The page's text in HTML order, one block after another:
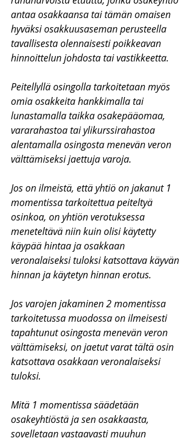
antaa osakkaansa tai tämän omaisen
hyväksi osakkuusaseman perusteella
tavallisesta olennaisesti poikkeavan
hinnoittelun johdosta tai vastikkeetta.
Peitellyllä osingolla tarkoitetaan myös
omia osakkeita hankkimalla tai
lunastamalla taikka osakepääomaa,
vararahastoa tai ylikurssirahastoa
alentamalla osingosta menevän veron
välttämiseksi jaettuja varoja.
Jos on ilmeistä, että yhtiö on jakanut 1
momentissa tarkoitettua peiteltyä
osinkoa, on yhtiön verotuksessa
meneteltävä niin kuin olisi käytetty
käypää hintaa ja osakkaan
veronalaiseksi tuloksi katsottava käyvän
hinnan ja käytetyn hinnan erotus.
Jos varojen jakaminen 2 momentissa
tarkoitetussa muodossa on ilmeisesti
tapahtunut osingosta menevän veron
välttämiseksi, on jaetut varat tältä osin
katsottava osakkaan veronalaiseksi
tuloksi.
Mitä 1 momentissa säädetään
osakeyhtiöstä ja sen osakkaasta,
sovelletaan vastaavasti muuhun